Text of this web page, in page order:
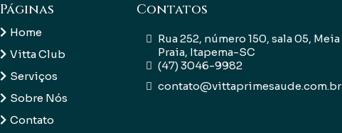
Páginas
Home
Vitta Club
Serviços
Sobre Nós
Contato
Contatos
Rua 252, número 150, sala 05, Meia
Praia, Itapema-SC
(47) 3046-9982
contato@vittaprimesaude.com.br